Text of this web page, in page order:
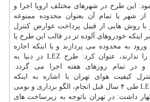
این طرح در شهرهای مختلف اروپا اجرا و
شهر یا تمام آن بعنوان محدوده ممنوعه
و با روش هایی از قبیل پرداخت عوارض كنترل
اینكه خودروهای آلوده تر در قالب این طرح یا
به محدوده می پردازند و یا اینكه اجازه
تردد به این محدوده را ندارند، عنوان كرد: طرح LEZ در دنیا به
در تمام روزهای هفته اجرا می گردد.
كیفیت هوای تهران با اشاره به اینكه
مطالعات روی طرح LEZ طی ۴ سال قبل انجام، الگو برداری و بومی
داشت: در تهران باتوجه به زیرساخت های